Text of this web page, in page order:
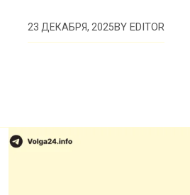
23 ДЕКАБРЯ, 2025BYEDITOR